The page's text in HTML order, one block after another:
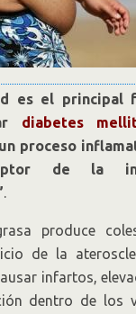
es el principal
diabetes
proceso
de la
.
produce
de la
infartos,
dentro de los